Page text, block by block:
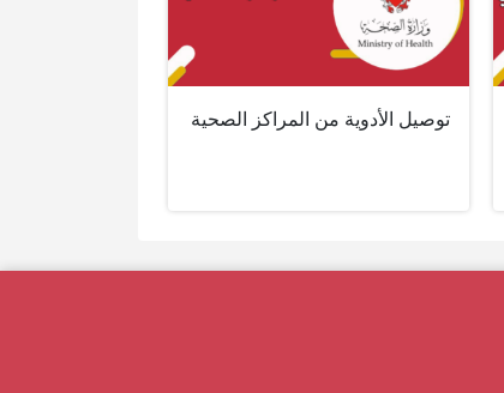
توصيل الأدوية من المراكز الصحية